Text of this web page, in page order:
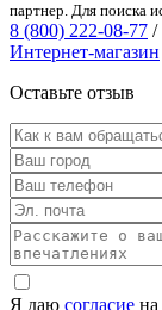
партнер. Для поиска
8 (800) 222-08-77 /
Интернет-магазин
Оставьте отзыв
Я даю согласие